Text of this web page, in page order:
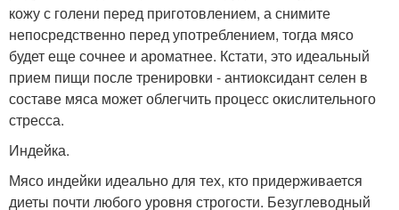
кожу с голени перед приготовлением, а снимите
непосредственно перед употреблением, тогда мясо
будет еще сочнее и ароматнее. Кстати, это идеальный
прием пищи после тренировки - антиоксидант селен в
составе мяса может облегчить процесс окислительного
стресса.
Индейка.
Мясо индейки идеально для тех, кто придерживается
диеты почти любого уровня строгости. Безуглеводный